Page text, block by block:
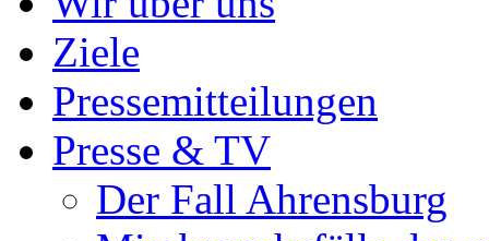
Ziele
Pressemitteilungen
Presse & TV
Der Fall Ahrensburg